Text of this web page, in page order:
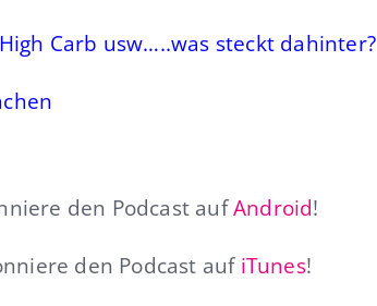
Carb usw…..was steckt dahinter?
den Podcast aufAndroid!
den Podcast aufiTunes!